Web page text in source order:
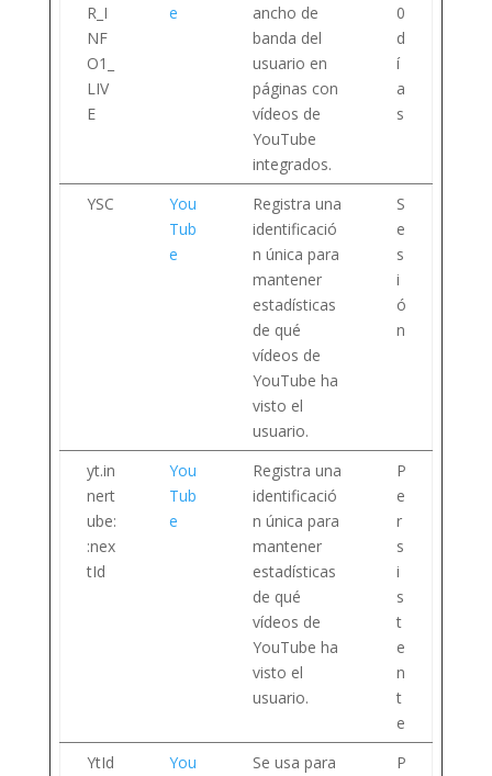
R_I
NF
O1_
LIV
E
e
ancho de
banda del
usuario en
páginas con
vídeos de
YouTube
integrados.
0
d
í
a
s
YSC
You
Tub
e
Registra una
identificació
n única para
mantener
estadísticas
de qué
vídeos de
YouTube ha
visto el
usuario.
S
e
s
i
ó
n
yt.in
nert
ube:
:nex
tId
You
Tub
e
Registra una
identificació
n única para
mantener
estadísticas
de qué
vídeos de
YouTube ha
visto el
usuario.
P
e
r
s
i
s
t
e
n
t
e
YtId
You
Se usa para
P